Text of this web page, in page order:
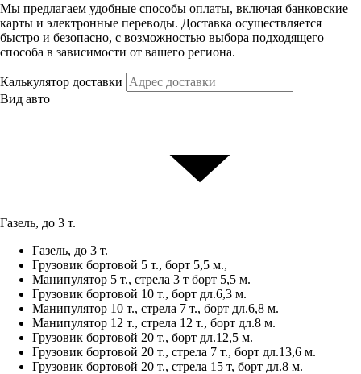
Мы предлагаем удобные способы оплаты, включая банковские
карты и электронные переводы. Доставка осуществляется
быстро и безопасно, с возможностью выбора подходящего
способа в зависимости от вашего региона.
Калькулятор доставки
Вид авто
Газель, до 3 т.
Газель, до 3 т.
Грузовик бортовой 5 т., борт 5,5 м.,
Манипулятор 5 т., стрела 3 т борт 5,5 м.
Грузовик бортовой 10 т., борт дл.6,3 м.
Манипулятор 10 т., стрела 7 т., борт дл.6,8 м.
Манипулятор 12 т., стрела 12 т., борт дл.8 м.
Грузовик бортовой 20 т., борт дл.12,5 м.
Грузовик бортовой 20 т., стрела 7 т., борт дл.13,6 м.
Грузовик бортовой 20 т., стрела 15 т, борт дл.8 м.